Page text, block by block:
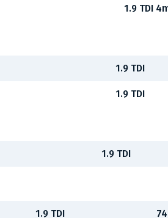
1.9 TDI
1.9 TDI
1.9 TDI
1.9 TDI
1.9 TDI